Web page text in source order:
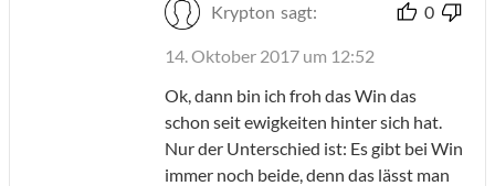
Krypton sagt: 0
14. Oktober 2017 um 12:52
Ok, dann bin ich froh das Win das
schon seit ewigkeiten hinter sich hat.
Nur der Unterschied ist: Es gibt bei Win
immer noch beide, denn das lässt man